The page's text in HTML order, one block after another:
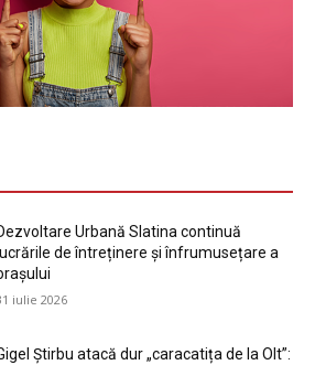
Urbană Slatina continuă
de întreținere și înfrumusețare a
iulie 2026
Știrbu atacă dur „caracatița de la Olt”: